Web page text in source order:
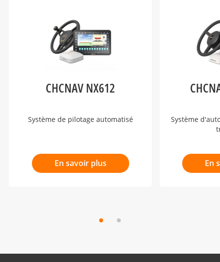
CHCNAV NX612
Système de pilotage automatisé
En savoir plus
Système
En